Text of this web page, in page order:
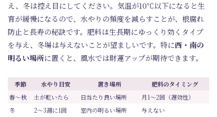
え、冬は控え目にしてください。気温が10℃以下になると生
育が緩慢になるので、水やりの頻度を減らすことが、根腐れ
防止と長寿の秘訣です。肥料は生長期にゆっくり効くタイプ
を与え、冬場は与えないことが望ましいです。特に西・南の
明るい場所に置くと、風水では財運アップが期待できます。
季節 水やり目安 置き場所
肥料のタイミング
春〜秋
土が乾いたら 日当たり良い場所
月1〜2回（遅効性）
冬
2〜3週に1回 室内の明るい場所 与えない